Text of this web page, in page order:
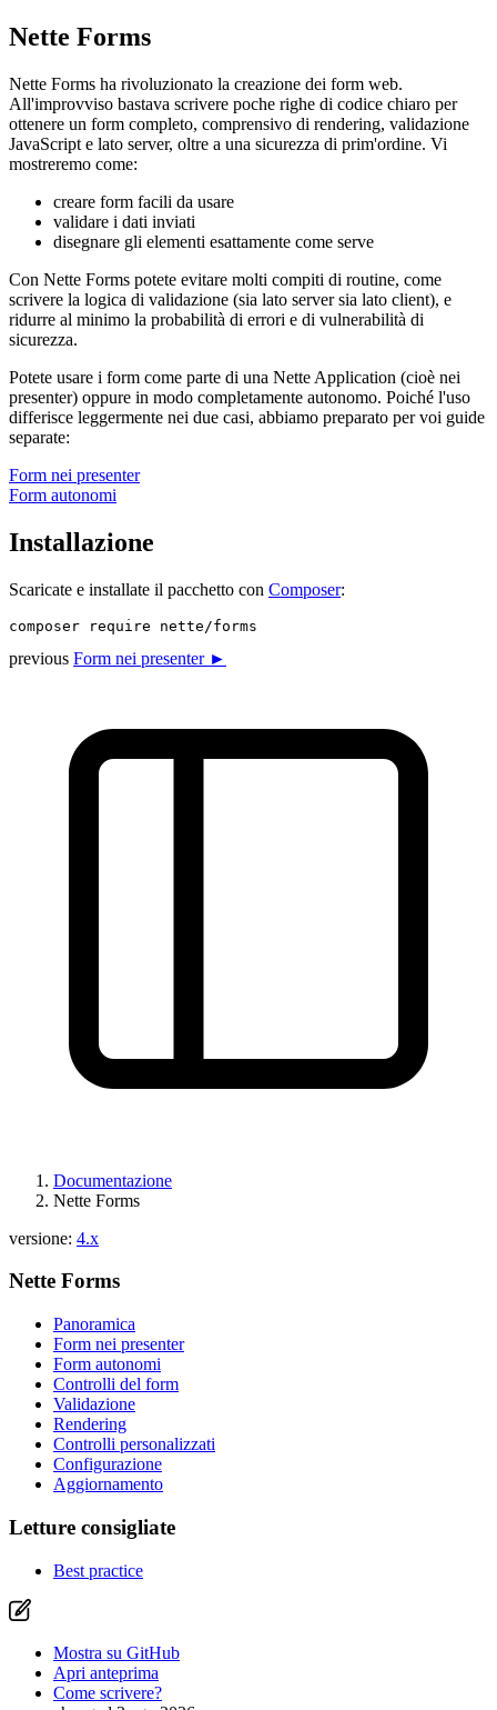
Nette Forms
Nette Forms ha rivoluzionato la creazione dei form web.
All'improvviso bastava scrivere poche righe di codice chiaro per
ottenere un form completo, comprensivo di rendering, validazione
JavaScript e lato server, oltre a una sicurezza di prim'ordine. Vi
mostreremo come:
creare form facili da usare
validare i dati inviati
disegnare gli elementi esattamente come serve
Con Nette Forms potete evitare molti compiti di routine, come
scrivere la logica di validazione (sia lato server sia lato client), e
ridurre al minimo la probabilità di errori e di vulnerabilità di
sicurezza.
Potete usare i form come parte di una Nette Application (cioè nei
presenter) oppure in modo completamente autonomo. Poiché l'uso
differisce leggermente nei due casi, abbiamo preparato per voi guide
separate:
Form nei presenter
Form autonomi
Installazione
Scaricate e installate il pacchetto con Composer:
previous Form nei presenter ►
Documentazione
Nette Forms
versione: 4.x
Nette Forms
Panoramica
Form nei presenter
Form autonomi
Controlli del form
Validazione
Rendering
Controlli personalizzati
Configurazione
Aggiornamento
Letture consigliate
Best practice
Mostra su GitHub
Apri anteprima
Come scrivere?